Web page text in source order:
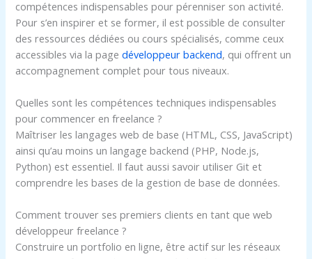
compétences indispensables pour pérenniser son activité.
Pour s’en inspirer et se former, il est possible de consulter
des ressources dédiées ou cours spécialisés, comme ceux
accessibles via la pagedéveloppeur backend, qui offrent un
accompagnement complet pour tous niveaux.
Quelles sont les compétences techniques indispensables
pour commencer en freelance ?
Maîtriser les langages web de base (HTML, CSS, JavaScript)
ainsi qu’au moins un langage backend (PHP, Node.js,
Python) est essentiel. Il faut aussi savoir utiliser Git et
comprendre les bases de la gestion de base de données.
Comment trouver ses premiers clients en tant que web
développeur freelance ?
Construire un portfolio en ligne, être actif sur les réseaux